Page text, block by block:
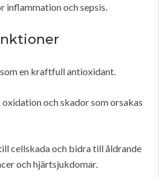
inflammation och sepsis.
en kraftfull antioxidant.
och skador som orsakas
cellskada och bidra till åldrande
och hjärtsjukdomar.